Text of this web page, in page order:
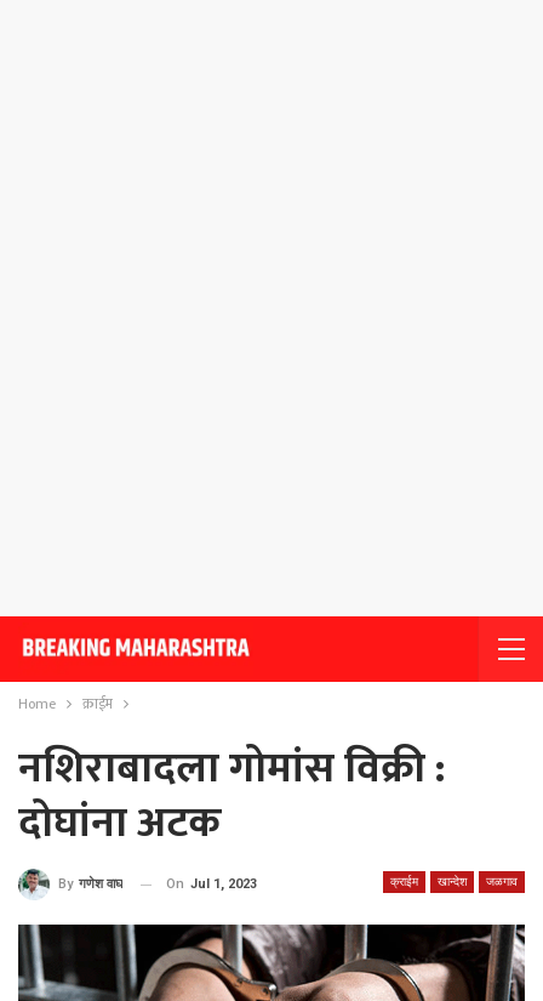
Home क्राईम
नशिराबादला गोमांस विक्री :
दोघांना अटक
क्राईम खान्देश जळगाव
By गणेश वाघ On Jul 1, 2023